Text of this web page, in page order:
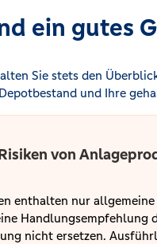
ein gutes
Sie stets den
und Ihre
von
enthalten nur
Handlungsempfehlung
nicht ersetzen.